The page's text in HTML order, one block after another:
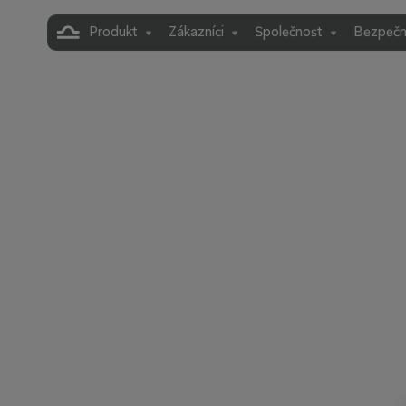
Produkt Zákazníci Společnost